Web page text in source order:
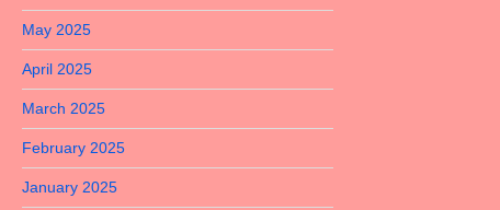
May 2025
April 2025
March 2025
February 2025
January 2025